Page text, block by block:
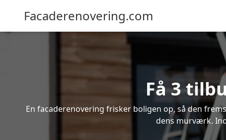
Facaderenovering.com
Få 3
En facaderenovering frisker boligen op, så den
dens murværk.